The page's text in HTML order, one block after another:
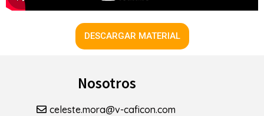
DESCARGAR MATERIAL
Nosotros
celeste.mora@v-caficon.com